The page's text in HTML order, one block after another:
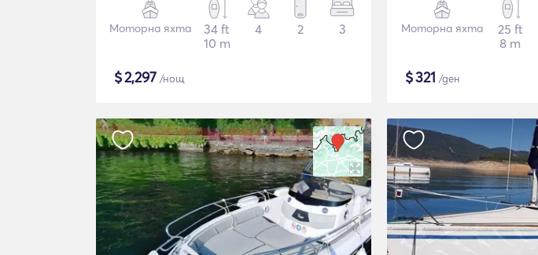
Моторна яхта
34 ft
10 m
4 2 3
$2,297 /нощ
Моторна яхта
25 ft
8 m
$321 /ден